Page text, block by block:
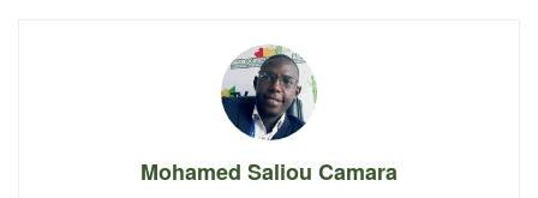
Mohamed Saliou Camara